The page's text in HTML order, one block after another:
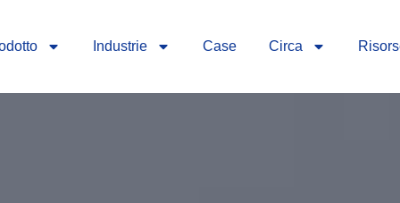
Industrie Case Circa